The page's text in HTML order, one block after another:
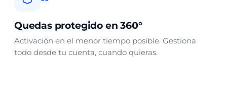
Quedas protegido en 360°
Activación en el menor tiempo posible. Gestiona
todo desde tu cuenta, cuando quieras.